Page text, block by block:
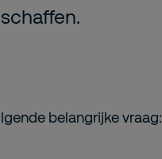
belangrijke vraag: